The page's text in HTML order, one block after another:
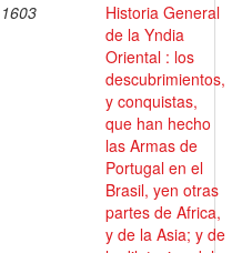
1603
Historia General
de la Yndia
Oriental : los
descubrimientos,
y conquistas,
que han hecho
las Armas de
Portugal en el
Brasil, yen otras
partes de Africa,
y de la Asia; y de